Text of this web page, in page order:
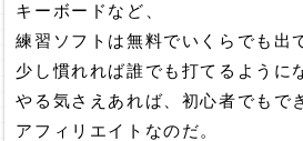
キーボードなど、
練習ソフトは無料でいくらでも出
少し慣れれば誰でも打てるように
やる気さえあれば、初心者でもで
アフィリエイトなのだ。